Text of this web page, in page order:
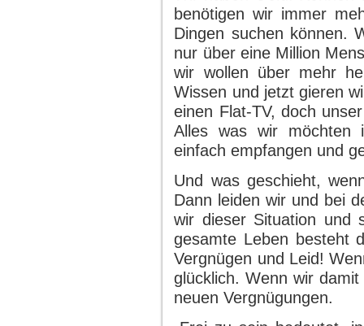
benötigen wir immer
Dingen suchen können.
nur über eine Million
wir wollen über mehr
Wissen und jetzt gieren
einen Flat-TV, doch
Alles was wir
einfach empfangen und
Und was geschieht,
Dann leiden wir und bei
wir dieser Situation und
gesamte Leben besteht
Vergnügen und Leid!
glücklich. Wenn wir
neuen Vergnügungen.